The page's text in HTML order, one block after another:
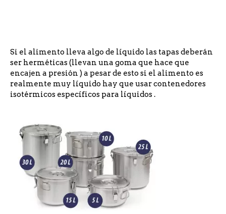
Si el alimento lleva algo de líquido las tapas deberán
ser herméticas (llevan una goma que hace que
encajen a presión ) a pesar de esto si el alimento es
realmente muy líquido hay que usar contenedores
isotérmicos específicos para líquidos .